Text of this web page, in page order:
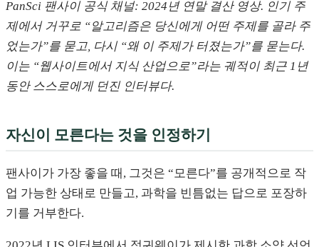
PanSci 팬사이 공식 채널: 2024년 연말 결산 영상. 인기 주
제에서 거꾸로 “알고리즘은 당신에게 어떤 주제를 골라 주
었는가”를 묻고, 다시 “왜 이 주제가 터졌는가”를 묻는다.
이는 “웹사이트에서 지식 산업으로”라는 궤적이 최근 1년
동안 스스로에게 던진 인터뷰다.
자신이 모른다는 것을 인정하기
팬사이가 가장 좋을 때, 그것은 “모른다”를 공개적으로 작
업 가능한 상태로 만들고, 과학을 빈틈없는 답으로 포장하
기를 거부한다.